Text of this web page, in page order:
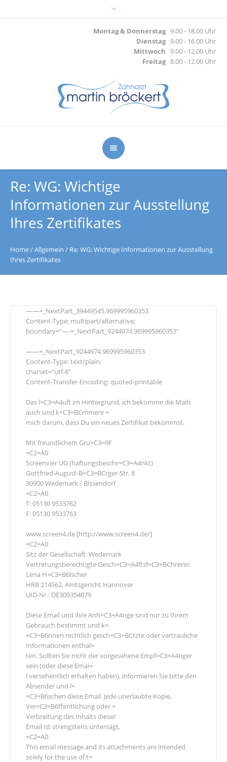
Montag & Donnerstag9.00 - 18.00 Uhr
Dienstag9.00 - 16.00 Uhr
Mittwoch 9.00 - 12.00 Uhr
Freitag8.00 - 12.00 Uhr
Re: WG: Wichtige
Informationen zur Ausstellung
Ihres Zertifikates
Home/Allgemein / Re: WG: Wichtige Informationen zur Ausstellung
Ihres Zertifikates
——=_NextPart_39449545.969995960353
Content-Type: multipart/alternative;
boundary=“—-=_NextPart_9244974.969995960353″
——=_NextPart_9244974.969995960353
Content-Type: text/plain;
charset=“utf-8″
Content-Transfer-Encoding: quoted-printable
Das l=C3=A4uft im Hintergrund, ich bekomme die Mails
auch und k=C3=BCmmere =
mich darum, dass Du ein neues Zertifikat bekommst.
Mit freundlichem Gru=C3=9F
=C2=A0
Screenvier UG (haftungsbeschr=C3=A4nkt)
Gottfried-August-B=C3=BCrger-Str. 8
30900 Wedemark / Bissendorf
=C2=A0
T: 05130 9533762
F: 05130 9533763
www.screen4.de [http://www.screen4.de/]
=C2=A0
Sitz der Gesellschaft: Wedemark
Vertretungsberechtigte Gesch=C3=A4ftsf=C3=BChrerin:
Lena H=C3=B6lscher
HRB 214562, Amtsgericht Hannover
UID-Nr.: DE309354079
Diese Email und ihre Anh=C3=A4nge sind nur zu Ihrem
Gebrauch bestimmt und k=
=C3=B6nnen rechtlich gesch=C3=BCtzte oder vertrauliche
Informationen enthal=
ten. Sollten Sie nicht der vorgesehene Empf=C3=A4nger
sein (oder diese Emai=
l versehentlich erhalten haben), informieren Sie bitte den
Absender und l=
=C3=B6schen diese Email. Jede unerlaubte Kopie,
Ver=C3=B6ffentlichung oder =
Verbreitung des Inhalts dieser
Email ist strengstens untersagt,
=C2=A0
This email message and its attachments are intended
solely for the use of t=